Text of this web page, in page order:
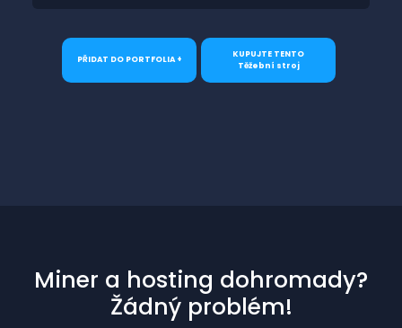
PŘIDAT DO PORTFOLIA +
KUPUJTE TENTO
Těžební stroj
Miner a hosting dohromady?
Žádný problém!